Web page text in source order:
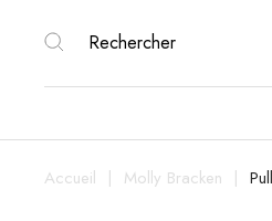
Accueil Molly Bracken